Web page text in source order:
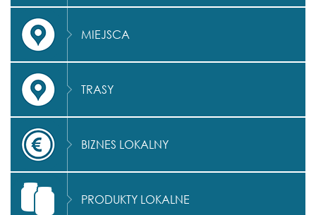
MIEJSCA
TRASY
BIZNES LOKALNY
PRODUKTY LOKALNE